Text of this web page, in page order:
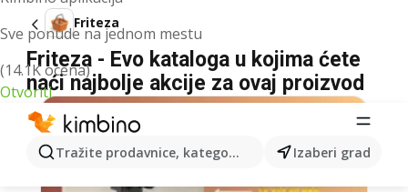
Sve ponude na jednom mestu
(14.1K ocena)
Otvoriti
Tražite prodavnice, kategorije, proizvode...Izaberi grad
Friteza
Friteza - Evo kataloga u kojima ćete
naći najbolje akcije za ovaj proizvod